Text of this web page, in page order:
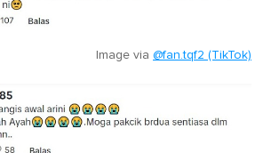
Image via @fan.tqf2 (TikTok)